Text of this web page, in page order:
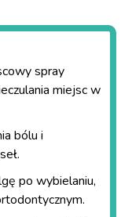
spray
miejsc w
bólu i
po wybielaniu,